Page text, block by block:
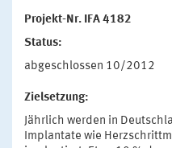
Projekt-Nr. IFA 4182
Status:
abgeschlossen 10/2012
Zielsetzung:
Jährlich werden in
Implantate wie